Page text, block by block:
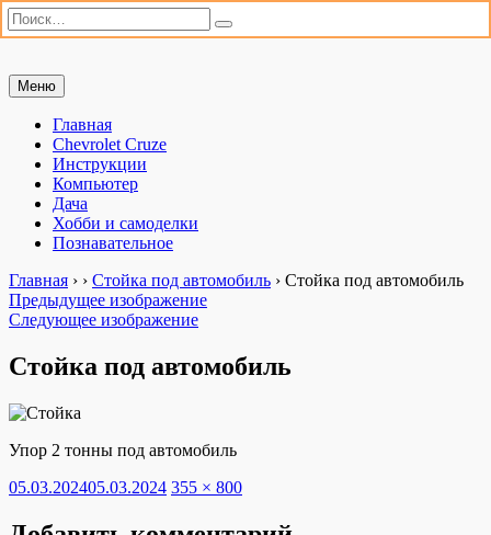
Искать:
Поиск
Перейти
к
содержимому
Мастерим сами
«Мастерим сами» — сайт для практиков. Ремонт автомобиля,
настройка компьютера, дачные хлопоты и полезные хобби. Всё,
что можно сделать своими руками.
Меню
Главная
Chevrolet Cruze
Инструкции
Компьютер
Дача
Хобби и самоделки
Познавательное
Главная › › Стойка под автомобиль › Стойка под автомобиль
Предыдущее изображение
Следующее изображение
Стойка под автомобиль
Упор 2 тонны под автомобиль
Опубликовано
05.03.202405.03.2024 Полный
355 × 800